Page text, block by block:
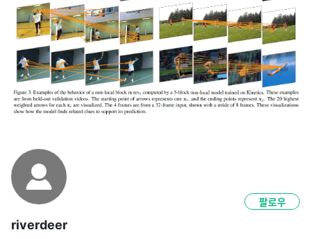
riverdeer
팔로우